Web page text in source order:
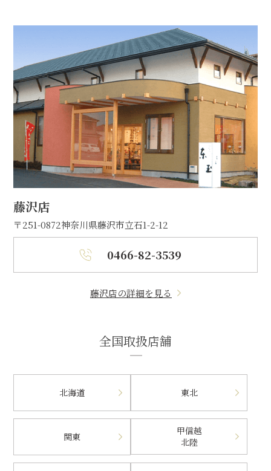
藤沢店
〒251-0872神奈川県藤沢市立石1-2-12
0466-82-3539
藤沢店の詳細を見る
全国取扱店舗
北海道 東北
関東
甲信越
北陸